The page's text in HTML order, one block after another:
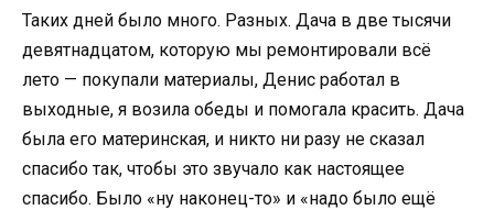
Таких дней было много. Разных. Дача в две тысячи
девятнадцатом, которую мы ремонтировали всё
лето — покупали материалы, Денис работал в
выходные, я возила обеды и помогала красить. Дача
была его материнская, и никто ни разу не сказал
спасибо так, чтобы это звучало как настоящее
спасибо. Было «ну наконец-то» и «надо было ещё